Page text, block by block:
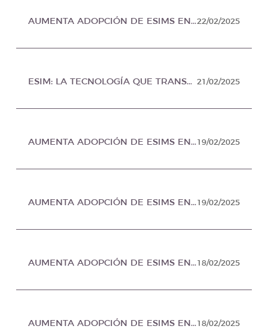
AUMENTA ADOPCIÓN DE ESIMS ENTRE TURISTAS “TECH-SAVVY”, PROFESIONISTAS Y NÓMADAS DIGITALES, EN PERIODISMO Y AMBIENTE MÉXICO22/02/2025
ESIM: LA TECNOLOGÍA QUE TRANSFORMA LA CONECTIVIDAD DE LOS VIAJEROS, EN REAL ESTATE MARKET MÉXICO 21/02/2025
AUMENTA ADOPCIÓN DE ESIMS ENTRE TURISTAS “TECH-SAVVY”, PROFESIONISTAS Y NÓMADAS DIGITALES, EN EMPREFINANZAS MÉXICO19/02/2025
AUMENTA ADOPCIÓN DE ESIMS ENTRE TURISTAS “TECH-SAVVY”, PROFESIONISTAS Y NÓMADAS DIGITALES, EN GEEK AND LIFE MÉXICO19/02/2025
AUMENTA ADOPCIÓN DE ESIMS ENTRE TURISTAS “TECH-SAVVY”, PROFESIONISTAS Y NÓMADAS DIGITALES, EN NOTICIAS APYT MÉXICO18/02/2025
AUMENTA ADOPCIÓN DE ESIMS ENTRE TURISTAS, EN GLOBAL IT MÉXICO18/02/2025